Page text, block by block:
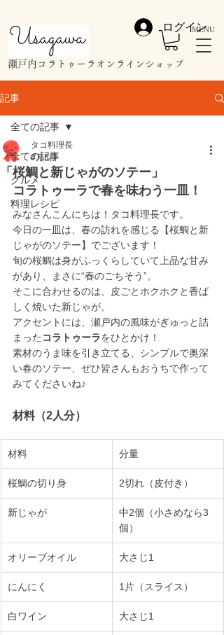
​瀬戸内コラトゥーラオンラインショップ
MENU
ログイン
記事
全ての記事
グルメ
料理レシピ
全ての記事
「桜鯛と新じゃがのソテー」
タコ料理長
4月5日
コラトゥーラで春を味わう一皿！
みなさんこんにちは！タコ料理長です。
今日の一皿は、春の訪れを感じる【桜鯛と新
じゃがのソテー】でございます！
旬の桜鯛は身がふっくらしていて上品な甘み
があり、まさに“春のごちそう”。
そこに合わせるのは、皮ごとホクホクと香ば
しく焼いた新じゃが。
アクセントには、瀬戸内の風味がぎゅっと詰
まった コラトゥーラをひとかけ！
素材のうま味を引き立てる、シンプルで奥深
い春のソテー、ぜひ皆さんもおうちで作って
みてくださいね♪
材料（2人分）
材料 分量
桜鯛の切り身 2切れ（皮付き）
新じゃが
中2個（小さめなら3
個）
オリーブオイル 大さじ1
にんにく 1片（スライス）
白ワイン 大さじ1